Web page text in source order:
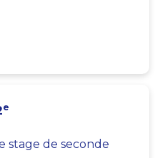
e
stage de seconde